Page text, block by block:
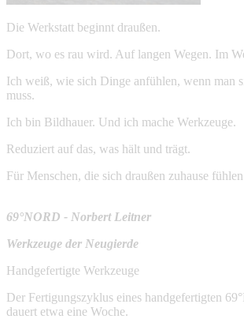
Die Werkstatt beginnt draußen.
Dort, wo es rau wird. Auf langen Wegen. Im
Ich weiß, wie sich Dinge anfühlen, wenn man
muss.
Ich bin Bildhauer. Und ich mache Werkzeuge.
Reduziert auf das, was hält und trägt.
Für Menschen, die sich draußen zuhause
69°NORD - Norbert Leitner
Werkzeuge der Neugierde
Handgefertigte Werkzeuge
Der Fertigungszyklus eines handgefertigten
dauert etwa eine Woche.